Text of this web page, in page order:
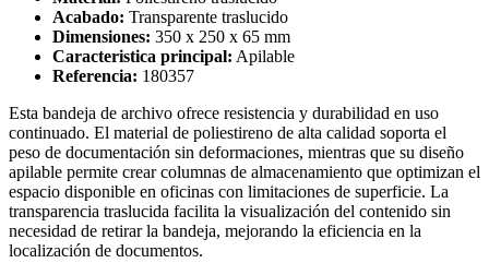
Acabado: Transparente traslucido
Dimensiones: 350 x 250 x 65 mm
Caracteristica principal: Apilable
Referencia: 180357
Esta bandeja de archivo ofrece resistencia y durabilidad en uso
continuado. El material de poliestireno de alta calidad soporta el
peso de documentación sin deformaciones, mientras que su diseño
apilable permite crear columnas de almacenamiento que optimizan el
espacio disponible en oficinas con limitaciones de superficie. La
transparencia traslucida facilita la visualización del contenido sin
necesidad de retirar la bandeja, mejorando la eficiencia en la
localización de documentos.